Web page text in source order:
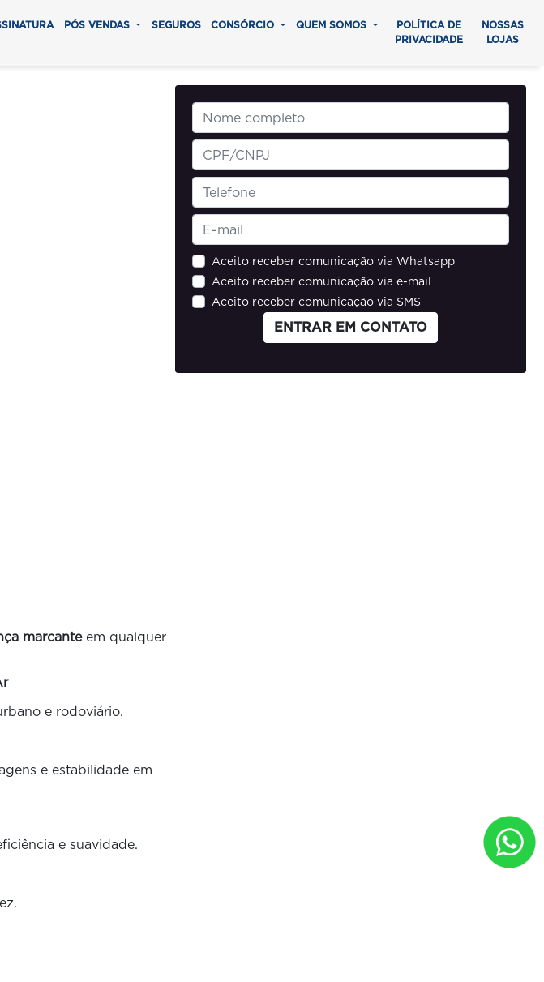
PÓS VENDAS SEGUROS CONSÓRCIO QUEM SOMOS
POLÍTICA DE
PRIVACIDADE
NOSSAS
LOJAS
marcanteem qualquer
e rodoviário.
e estabilidade em
e suavidade.
Aceito receber comunicação via Whatsapp
Aceito receber comunicação via e-mail
Aceito receber comunicação via SMS
ENTRAR EM CONTATO